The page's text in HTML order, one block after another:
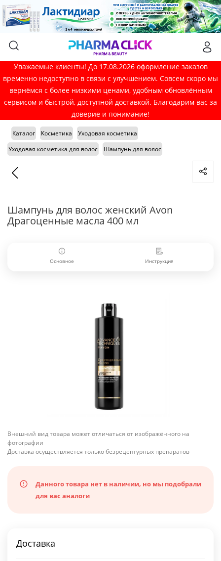
Уважаемые клиенты! До 17.08.2026 оформление заказов
временно недоступно в связи с улучшением. Совсем скоро мы
вернёмся с более низкими ценами, удобным обновлённым
сервисом и быстрой, доступной доставкой. Благодарим вас за
доверие и понимание!
Каталог Косметика
Уходовая косметика
Уходовая косметика для волос
Шампунь для волос
Шампунь для волос женский Avon
Драгоценные масла 400 мл
Основное Инструкция
Внешний вид товара может отличаться от изображённого на
фотографии
Доставка осуществляется только безрецептурных препаратов
Данного товара нет в наличии, но мы подобрали
для вас аналоги
Доставка